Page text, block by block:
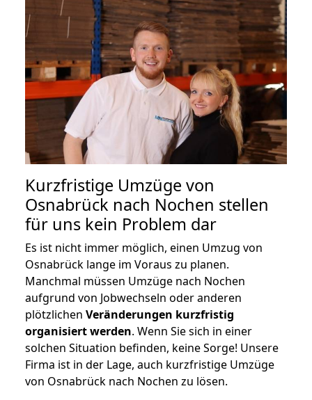
Kurzfristige Umzüge von
Osnabrück nach Nochen stellen
für uns kein Problem dar
Es ist nicht immer möglich, einen Umzug von
Osnabrück lange im Voraus zu planen.
Manchmal müssen Umzüge nach Nochen
aufgrund von Jobwechseln oder anderen
plötzlichen Veränderungen kurzfristig
organisiert werden. Wenn Sie sich in einer
solchen Situation befinden, keine Sorge! Unsere
Firma ist in der Lage, auch kurzfristige Umzüge
von Osnabrück nach Nochen zu lösen.